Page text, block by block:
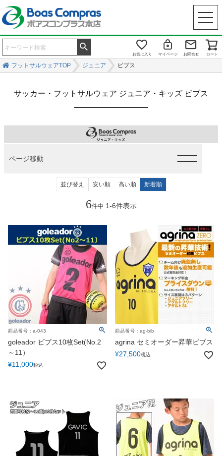
お気に入り マイページ お問合せ カート
フットサルウェアTOP ジュニア ビブス
サッカー・フットサルウェア ジュニア・キッズ ビブス
ページ移動
並び替え 安い順 高い順 新着順
6件中 1-6件表示
商品番号：a-043
goleador ビブス10枚Set(No.2
～11）
¥11,000税込
商品番号：ag-bib
agrina セミオーダー昇華ビブス
¥27,500税込